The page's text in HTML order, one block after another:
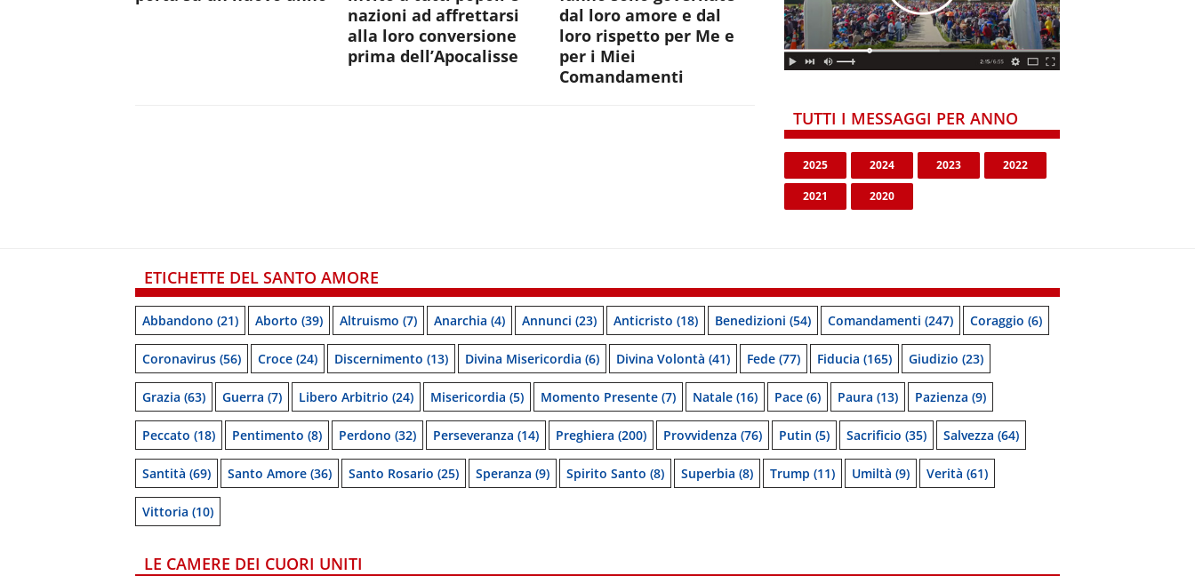
nazioni ad affrettarsi
alla loro conversione
prima dell’Apocalisse
dal loro amore e dal
loro rispetto per Me e
per i Miei
Comandamenti
TUTTI I MESSAGGI PER ANNO
2025 2024 2023 2022
2021 2020
ETICHETTE DEL SANTO AMORE
Abbandono (21) Aborto (39) Altruismo (7) Anarchia (4) Annunci (23) Anticristo (18) Benedizioni (54) Comandamenti (247) Coraggio (6)
Coronavirus (56) Croce (24) Discernimento (13) Divina Misericordia (6) Divina Volontà (41) Fede (77) Fiducia (165) Giudizio (23)
Grazia (63) Guerra (7) Libero Arbitrio (24) Misericordia (5) Momento Presente (7) Natale (16) Pace (6) Paura (13) Pazienza (9)
Peccato (18) Pentimento (8) Perdono (32) Perseveranza (14) Preghiera (200) Provvidenza (76) Putin (5) Sacrificio (35) Salvezza (64)
Santità (69) Santo Amore (36) Santo Rosario (25) Speranza (9) Spirito Santo (8) Superbia (8) Trump (11) Umiltà (9) Verità (61)
Vittoria (10)
LE CAMERE DEI CUORI UNITI